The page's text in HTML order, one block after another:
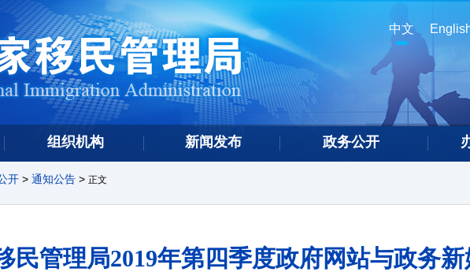
中文
组织机构 新闻发布 政务公开
开 > 通知公告 > 正文
民管理局2019年第四季度政府网站与政务